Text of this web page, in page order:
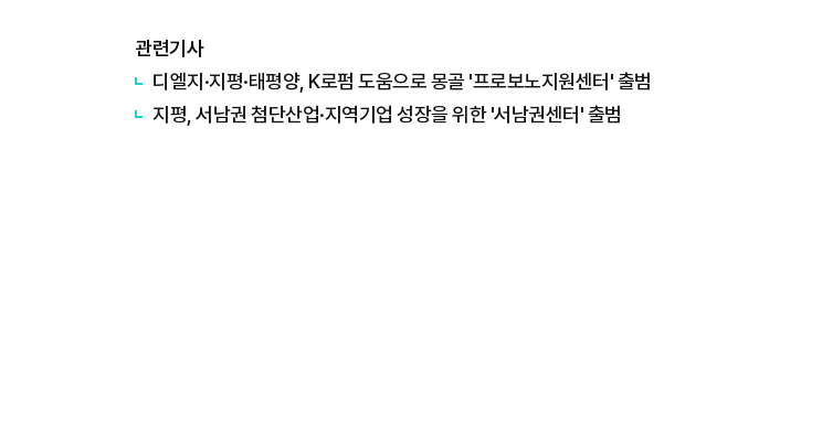
관련기사
디엘지·지평·태평양, K로펌 도움으로 몽골 '프로보노지원센터' 출범
지평, 서남권 첨단산업·지역기업 성장을 위한 '서남권센터' 출범